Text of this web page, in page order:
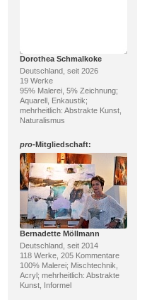
Dorothea Schmalkoke
Deutschland, seit 2026
19 Werke
95% Malerei, 5% Zeichnung;
Aquarell, Enkaustik;
mehrheitlich: Abstrakte Kunst,
Naturalismus
pro-Mitgliedschaft:
Bernadette Möllmann
Deutschland, seit 2014
118 Werke, 205 Kommentare
100% Malerei; Mischtechnik,
Acryl; mehrheitlich: Abstrakte
Kunst, Informel